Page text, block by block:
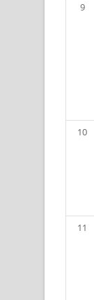
9
10
11